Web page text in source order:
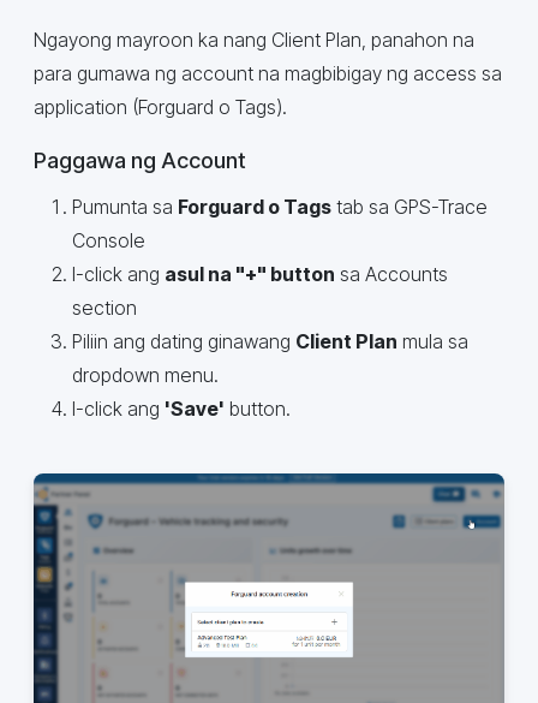
Ngayong mayroon ka nang Client Plan, panahon na
para gumawa ng account na magbibigay ng access sa
application (Forguard o Tags).
Paggawa ng Account
Pumunta sa Forguard o Tags tab sa GPS-Trace
Console
I-click ang asul na "+" button sa Accounts
section
Piliin ang dating ginawang Client Plan mula sa
dropdown menu.
I-click ang 'Save' button.